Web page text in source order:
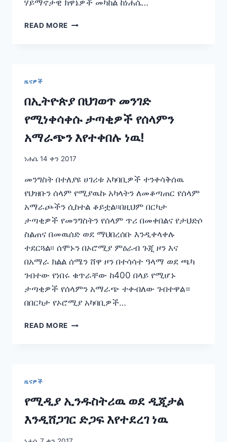
ሃይማኖታዊ ክዋኔዎች መካከል ከነሐሴ…
READ MORE የፕሬስ
ዜናዎች
በኢትዮጵያ በህገወጥ መንገድ
የሚነቀሳቀሱ ታጣቂዎች የሰላምን
አማራጭን እየተቀበሉ ነዉ!
ነሐሴ 14 ቀን 2017
መንግስት በተለያዩ ሀገሪቱ አካባቢዎች ተንቀሳቅሰዉ
የህዝቡን ሰላም የሚያዉኩ አካላትን ለመቆጣጠር የሰላም
አማራጮችን ሲከተል ቆይቷል፡፡በዚህም በርካታ
ታጣቂዎች የመንግስትን የሰላም ጥሪ በመቀበልና የታህድሶ
ስልጠና በመዉሰድ ወደ ማህበረሰቡ እንዲቀላቀሉ
ተደርጓል፡፡ ሰሞኑን በኦሮሚያ ምዕራብ ጉጂ ዞን እና
በአማራ ክልል ሰሜን ሸዋ ዞን በተሳሳተ ዓላማ ወደ ጫካ
ገብተው የነበሩ ቁጥራቸው ከ400 በላይ የሚሆኑ
ታጣቂዎች የሰላምን አማራጭ ተቀብለው ገብተዋል።
በበርካታ የኦሮሚያ አካባቢዎች…
READ MORE በኢትዮጵያ
እየተቀበሉ
ነዉ!
ዜናዎች
የሚዲያ ኢንዱስትሪዉ ወደ ዲጂታል
እንዲሸጋገር ድጋፍ እየተደረገ ነዉ